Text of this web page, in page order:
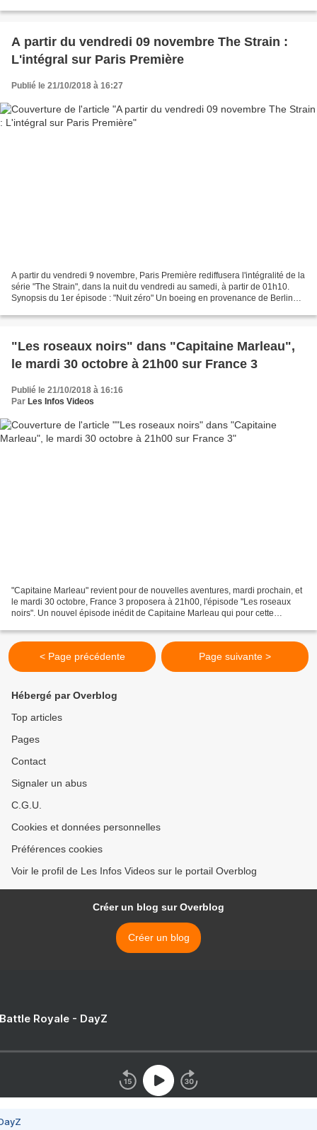
A partir du vendredi 09 novembre The Strain :
L'intégral sur Paris Première
Publié le 21/10/2018 à 16:27
A partir du vendredi 9 novembre, Paris Première rediffusera l'intégralité de la
série "The Strain", dans la nuit du vendredi au samedi, à partir de 01h10.
Synopsis du 1er épisode : "Nuit zéro" Un boeing en provenance de Berlin
"Les roseaux noirs" dans "Capitaine Marleau",
le mardi 30 octobre à 21h00 sur France 3
Publié le 21/10/2018 à 16:16
Par Les Infos Videos
"Capitaine Marleau" revient pour de nouvelles aventures, mardi prochain, et
le mardi 30 octobre, France 3 proposera à 21h00, l'épisode "Les roseaux
noirs". Un nouvel épisode inédit de Capitaine Marleau qui pour cette
< Page précédente Page suivante >
Hébergé par Overblog
Top articles
Pages
Contact
Signaler un abus
C.G.U.
Cookies et données personnelles
Préférences cookies
Voir le profil de Les Infos Videos sur le portail Overblog
Créer un blog sur Overblog
Créer un blog
Royale - DayZ